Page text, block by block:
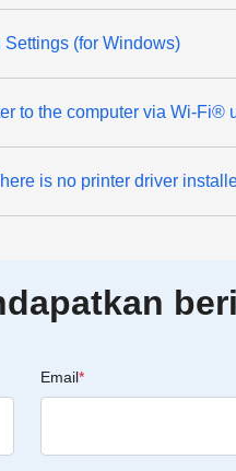
(for Windows)
to the computer via Wi-
is no printer driver
Email*